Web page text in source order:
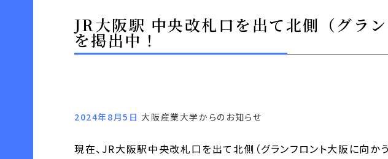
JR大阪駅 中央改札口を出て北側（グラ
を掲出中！
2024年8月5日大阪産業大学からのお知らせ
現在、JR大阪駅中央改札口を出て北側（グランフロント大阪に向